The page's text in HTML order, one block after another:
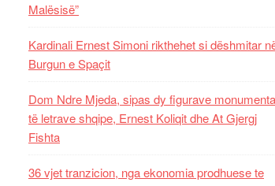
Malësisë”
Kardinali Ernest Simoni rikthehet si dëshmitar
Burgun e Spaçit
Dom Ndre Mjeda, sipas dy figurave
të letrave shqipe, Ernest Koliqit dhe At Gjergj
Fishta
36 vjet tranzicion, nga ekonomia prodhuese te